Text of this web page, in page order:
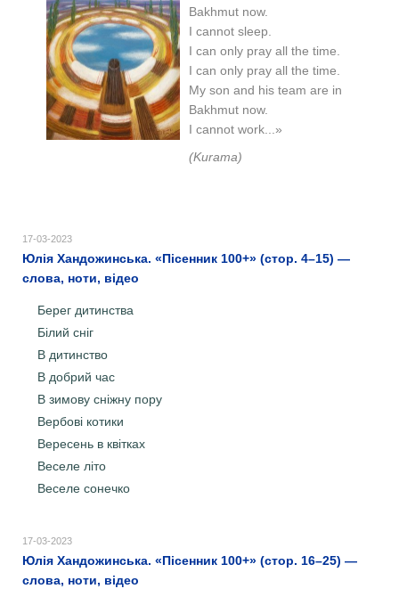
Bakhmut now.
I cannot sleep.
I can only pray all the time.
I can only pray all the time.
My son and his team are in
Bakhmut now.
I cannot work...»
(Kurama)
17-03-2023
Юлія Хандожинська. «Пісенник 100+» (стор. 4–15) —
слова, ноти, відео
Берег дитинства
Білий сніг
В дитинство
В добрий час
В зимову сніжну пору
Вербові котики
Вересень в квітках
Веселе літо
Веселе сонечко
17-03-2023
Юлія Хандожинська. «Пісенник 100+» (стор. 16–25) —
слова, ноти, відео